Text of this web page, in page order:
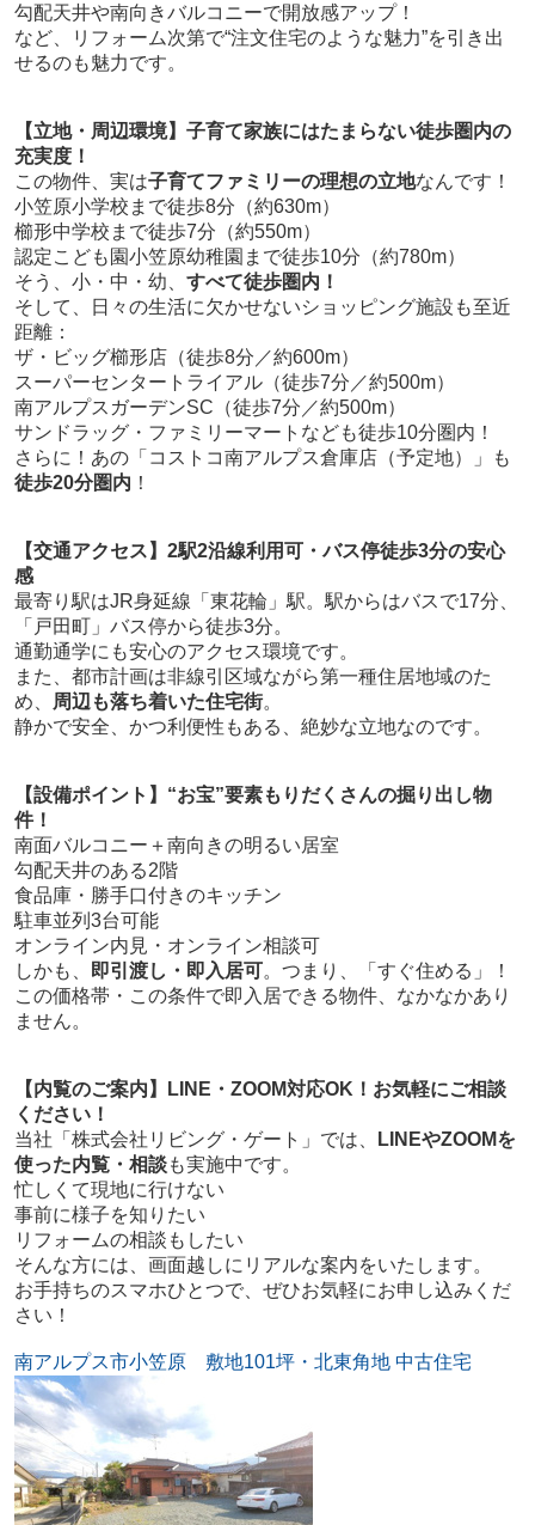
勾配天井や南向きバルコニーで開放感アップ！
など、リフォーム次第で“注文住宅のような魅力”を引き出
せるのも魅力です。
【立地・周辺環境】子育て家族にはたまらない徒歩圏内の
充実度！
この物件、実は子育てファミリーの理想の立地なんです！
小笠原小学校まで徒歩8分（約630m）
櫛形中学校まで徒歩7分（約550m）
認定こども園小笠原幼稚園まで徒歩10分（約780m）
そう、小・中・幼、 すべて徒歩圏内！
そして、日々の生活に欠かせないショッピング施設も至近
距離：
ザ・ビッグ櫛形店（徒歩8分／約600m）
スーパーセンタートライアル（徒歩7分／約500m）
南アルプスガーデンSC（徒歩7分／約500m）
サンドラッグ・ファミリーマートなども徒歩10分圏内！
さらに！あの「コストコ南アルプス倉庫店（予定地）」も
徒歩20分圏内 ！
【交通アクセス】2駅2沿線利用可・バス停徒歩3分の安心
感
最寄り駅はJR身延線「東花輪」駅。駅からはバスで17分、
「戸田町」バス停から徒歩3分。
通勤通学にも安心のアクセス環境です。
また、都市計画は非線引区域ながら第一種住居地域のた
め、
周辺も落ち着いた住宅街。
静かで安全、かつ利便性もある、絶妙な立地なのです。
【設備ポイント】“お宝”要素もりだくさんの掘り出し物
件！
南面バルコニー＋南向きの明るい居室
勾配天井のある2階
食品庫・勝手口付きのキッチン
駐車並列3台可能
オンライン内見・オンライン相談可
しかも、
即引渡し・即入居可。つまり、「すぐ住める」！
この価格帯・この条件で即入居できる物件、なかなかあり
ません。
【内覧のご案内】LINE・ZOOM対応OK！お気軽にご相談
ください！
当社「株式会社リビング・ゲート」では、
LINEやZOOMを
使った内覧・相談も実施中です。
忙しくて現地に行けない
事前に様子を知りたい
リフォームの相談もしたい
そんな方には、画面越しにリアルな案内をいたします。
お手持ちのスマホひとつで、ぜひお気軽にお申し込みくだ
さい！
南アルプス市小笠原 敷地101坪・北東角地 中古住宅